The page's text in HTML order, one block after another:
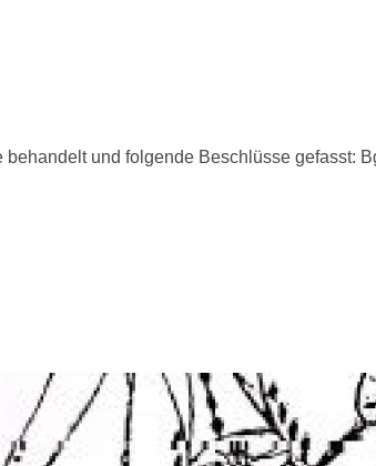
und folgende Beschlüsse gefasst: